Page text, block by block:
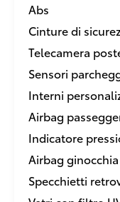
Abs
Cinture di
Telecamera
Sensori
Interni
Airbag
Indicatore
Airbag ginocchia
Specchietti